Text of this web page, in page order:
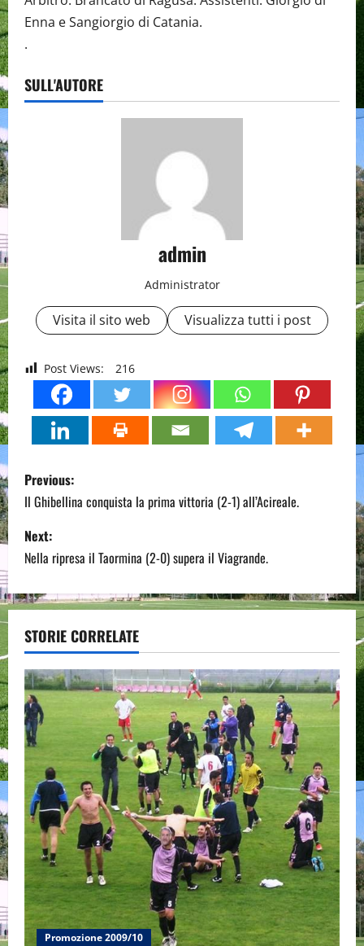
Enna e Sangiorgio di Catania.
.
SULL'AUTORE
admin
Administrator
Visita il sito web Visualizza tutti i post
Post Views: 216
P
o
s
t
n
a
v
i
g
a
t
i
o
n
Previous:
Il Ghibellina conquista la prima vittoria (2-1) all’Acireale.
Next:
Nella ripresa il Taormina (2-0) supera il Viagrande.
STORIE CORRELATE
Promozione 2009/10